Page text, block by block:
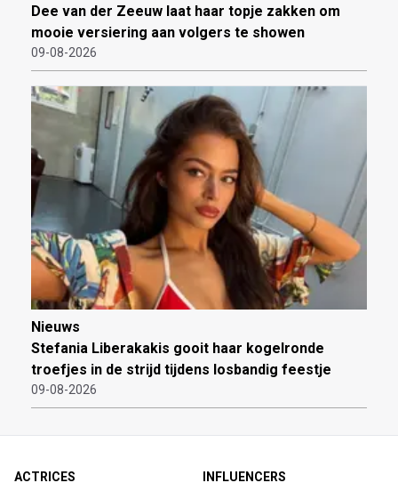
Dee van der Zeeuw laat haar topje zakken om
mooie versiering aan volgers te showen
09-08-2026
Nieuws
Stefania Liberakakis gooit haar kogelronde
troefjes in de strijd tijdens losbandig feestje
09-08-2026
ACTRICES
INFLUENCERS